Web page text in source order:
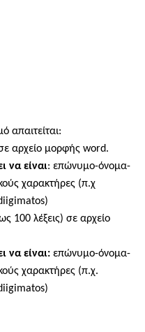
απαιτείται:
αρχείο μορφής word.
να είναι: επώνυμο-όνομα-
χαρακτήρες (π.χ
)
100 λέξεις) σε αρχείο
να είναι: επώνυμο-όνομα-
χαρακτήρες (π.χ.
)